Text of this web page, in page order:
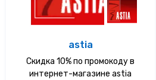
astia
Скидка 10% по промокоду в
интернет-магазине astia